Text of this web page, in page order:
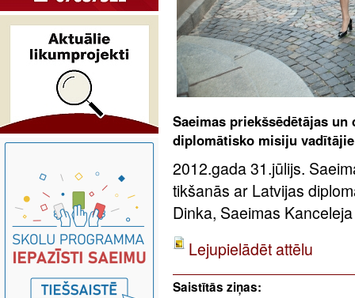
Saeimas priekšsēdētājas
diplomātisko misiju
2012.gada 31.jūlijs.
tikšanās ar Latvijas
Dinka, Saeimas Kanceleja
Lejupielādēt attēlu
Saistītās ziņas: